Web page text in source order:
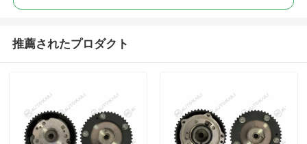
推薦されたプロダクト